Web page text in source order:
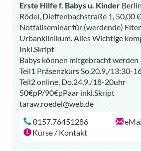
Erste Hilfe f. Babys u. Kinder
Rödel, Dieffenbachstraße 1, 50,00
Notfallseminar für (werdende)
Urbanklinikum. Alles Wichtige
Inkl.Skript
Babys können mitgebracht werden
Teil1 Präsenzkurs So.20.9./13:30-
Teil2 online, Do.24.9./18-20uhr
50€pP/90€pPaar inkl.Skript
taraw.roedel@web.de
0157.76451286
Kurse / Kontakt